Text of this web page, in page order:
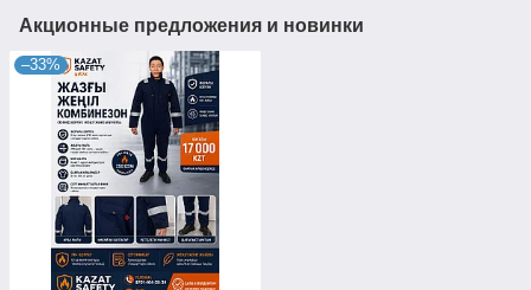
Акционные предложения и новинки
–33%